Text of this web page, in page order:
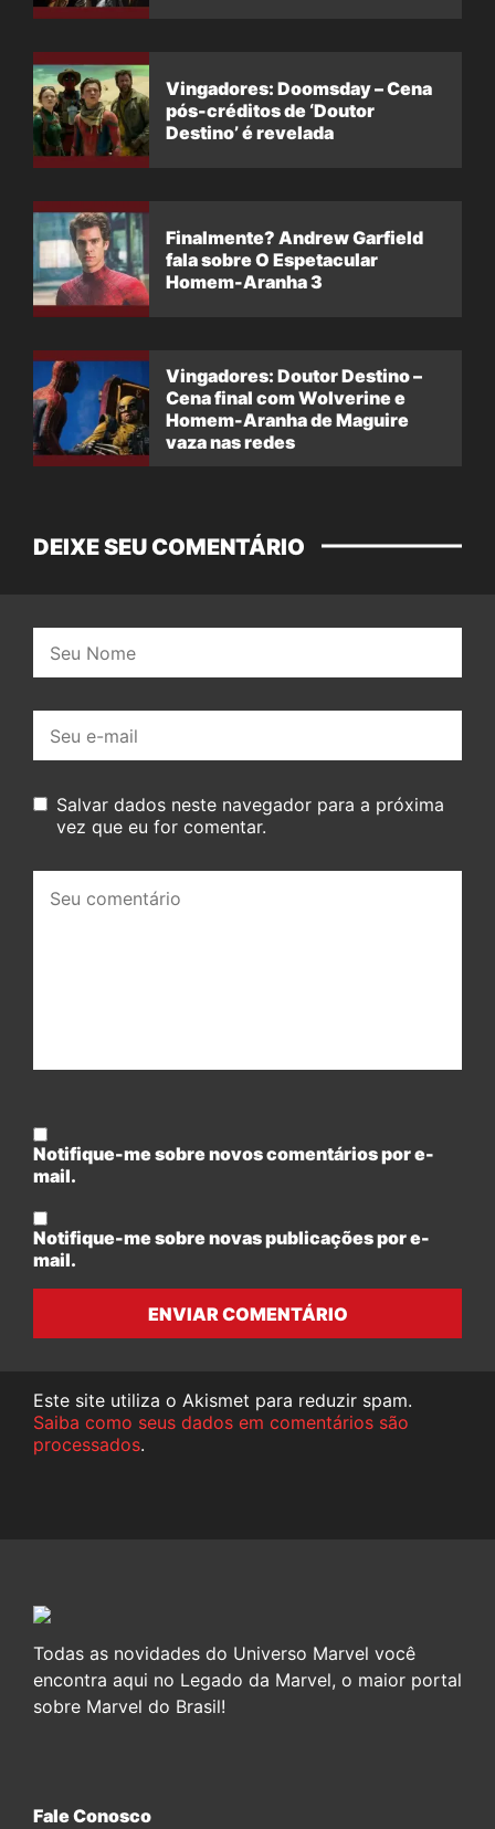
Vingadores: Doomsday – Cena
pós-créditos de ‘Doutor
Destino’ é revelada
Finalmente? Andrew Garfield
fala sobre O Espetacular
Homem-Aranha 3
Vingadores: Doutor Destino –
Cena final com Wolverine e
Homem-Aranha de Maguire
vaza nas redes
DEIXE SEU COMENTÁRIO
mail:
Salvar dados neste navegador para a próxima
vez que eu for comentar.
comentário:
Notifique-me sobre novos comentários por e-
mail.
Notifique-me sobre novas publicações por e-
mail.
ENVIAR COMENTÁRIO
Este site utiliza o Akismet para reduzir spam.
Saiba como seus dados em comentários são
processados.
Todas as novidades do Universo Marvel você
encontra aqui no Legado da Marvel, o maior portal
sobre Marvel do Brasil!
Fale Conosco